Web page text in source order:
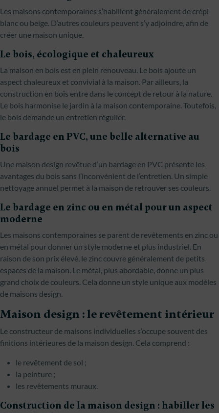
Les maisons contemporaines s’habillent généralement de crépi
blanc ou beige. D’autres couleurs peuvent s’y adjoindre, afin de
créer une maison unique.
Le bois, écologique et chaleureux
La maison en bois est en plein renouveau. Le bois ajoute un
aspect chaleureux et convivial à la maison. Par ailleurs, la
construction en bois entre dans le concept de retour à la nature.
Le bois harmonise le jardin à la maison contemporaine. Toutefois,
le bois demande un entretien régulier.
Le bardage en PVC, une belle alternative au
bois
Une maison design revêtue d’un bardage en PVC présente les
avantages du bois sans l’inconvénient de l’entretien. Un simple
nettoyage annuel permet à la maison de retrouver ses couleurs.
Le bardage en zinc ou en métal pour un aspect
moderne
Les maisons contemporaines se parent de revêtements en zinc ou
en métal pour donner un style moderne et plus industriel. En
raison de son prix élevé, le zinc couvre généralement de petits
espaces de la maison. Le métal, plus abordable, donne un plus
grand choix de couleurs. Cela donne un style unique aux modèles
de maisons design.
Maison design : le revêtement intérieur
Le constructeur de maisons individuelles s’occupe souvent des
finitions intérieures de la maison design. Cela comprend :
le revêtement de sol ;
la peinture ;
les revêtements muraux.
Construction de la maison design : habiller les